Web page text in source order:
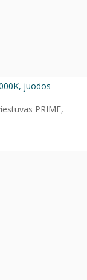
juodos
PRIME,